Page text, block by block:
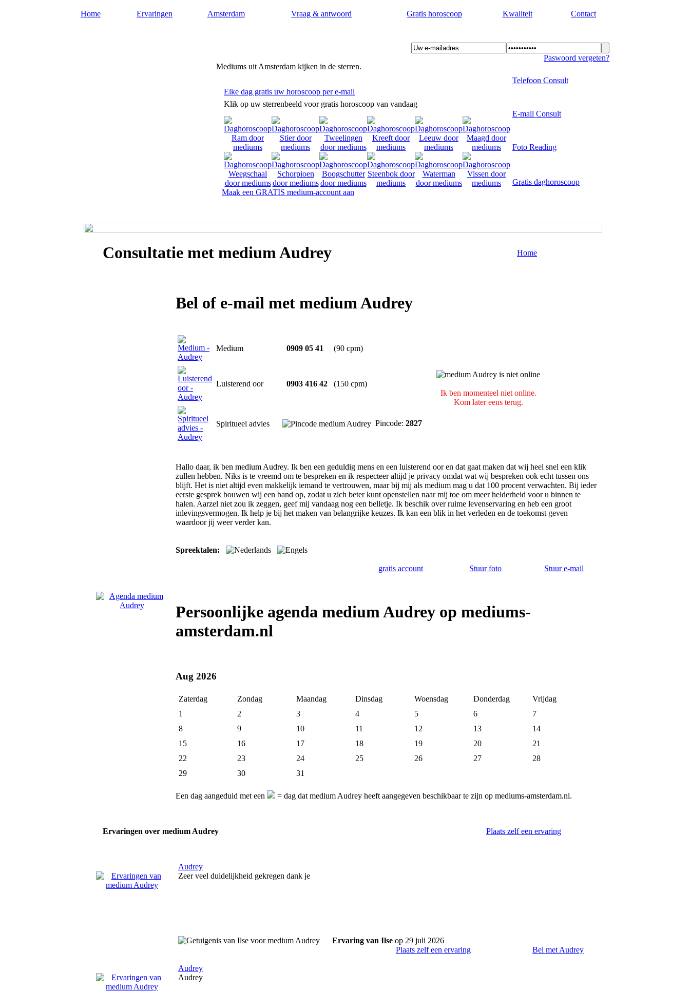
Home Ervaringen Amsterdam Vraag & antwoord Gratis horoscoop Kwaliteit Contact
Mediums uit Amsterdam kijken in de sterren.
Paswoord vergeten?
Elke dag gratis uw horoscoop per e-mail
Klik op uw sterrenbeeld voor gratis horoscoop van vandaag
Maak een GRATIS medium-account aan
Telefoon Consult
E-mail Consult
Foto Reading
Gratis daghoroscoop
Consultatie met medium Audrey Home
Bel of e-mail met medium Audrey
Medium 0909 05 41 (90 cpm)
Ik ben momenteel niet online.
Kom later eens terug.
Luisterend oor 0903 416 42 (150 cpm)
Spiritueel advies Pincode: 2827
Hallo daar, ik ben medium Audrey. Ik ben een geduldig mens en een luisterend oor en dat gaat maken dat wij heel snel een klik
zullen hebben. Niks is te vreemd om te bespreken en ik respecteer altijd je privacy omdat wat wij bespreken ook echt tussen ons
blijft. Het is niet altijd even makkelijk iemand te vertrouwen, maar bij mij als medium mag u dat 100 procent verwachten. Bij ieder
eerste gesprek bouwen wij een band op, zodat u zich beter kunt openstellen naar mij toe om meer helderheid voor u binnen te
halen. Aarzel niet zou ik zeggen, geef mij vandaag nog een belletje. Ik beschik over ruime levenservaring en heb een groot
inlevingsvermogen. Ik help je bij het maken van belangrijke keuzes. Ik kan een blik in het verleden en de toekomst geven
waardoor jij weer verder kan.
Spreektalen:
gratis account Stuur foto Stuur e-mail
Persoonlijke agenda medium Audrey op mediums-
amsterdam.nl
Aug 2026
Zaterdag Zondag Maandag Dinsdag Woensdag Donderdag
Vrijdag
1
2 3 4 5 6
7
8
9 10 11 12 13
14
15
16 17 18 19 20
21
22
23 24 25 26 27
28
29
30 31
Een dag aangeduid met een = dag dat medium Audrey heeft aangegeven beschikbaar te zijn op mediums-amsterdam.nl.
Ervaringen over medium Audrey Plaats zelf een ervaring
Audrey
Zeer veel duidelijkheid gekregen dank je
Ervaring van Ilse op 29 juli 2026
Plaats zelf een ervaring
Bel met Audrey
Audrey
Audrey